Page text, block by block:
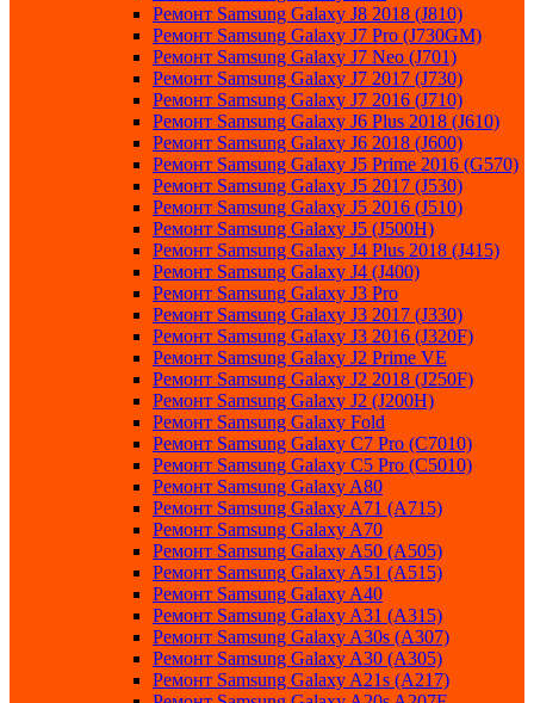
Ремонт Samsung Galaxy J8 2018 (J810)
Ремонт Samsung Galaxy J7 Pro (J730GM)
Ремонт Samsung Galaxy J7 Neo (J701)
Ремонт Samsung Galaxy J7 2017 (J730)
Ремонт Samsung Galaxy J7 2016 (J710)
Ремонт Samsung Galaxy J6 Plus 2018 (J610)
Ремонт Samsung Galaxy J6 2018 (J600)
Ремонт Samsung Galaxy J5 Prime 2016 (G570)
Ремонт Samsung Galaxy J5 2017 (J530)
Ремонт Samsung Galaxy J5 2016 (J510)
Ремонт Samsung Galaxy J5 (J500H)
Ремонт Samsung Galaxy J4 Plus 2018 (J415)
Ремонт Samsung Galaxy J4 (J400)
Ремонт Samsung Galaxy J3 Pro
Ремонт Samsung Galaxy J3 2017 (J330)
Ремонт Samsung Galaxy J3 2016 (J320F)
Ремонт Samsung Galaxy J2 Prime VE
Ремонт Samsung Galaxy J2 2018 (J250F)
Ремонт Samsung Galaxy J2 (J200H)
Ремонт Samsung Galaxy Fold
Ремонт Samsung Galaxy C7 Pro (C7010)
Ремонт Samsung Galaxy C5 Pro (C5010)
Ремонт Samsung Galaxy A80
Ремонт Samsung Galaxy A71 (A715)
Ремонт Samsung Galaxy A70
Ремонт Samsung Galaxy A50 (A505)
Ремонт Samsung Galaxy A51 (A515)
Ремонт Samsung Galaxy A40
Ремонт Samsung Galaxy A31 (A315)
Ремонт Samsung Galaxy A30s (A307)
Ремонт Samsung Galaxy A30 (A305)
Ремонт Samsung Galaxy A21s (A217)